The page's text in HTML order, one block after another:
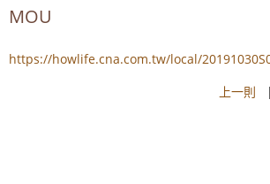
MOU
https://howlife.cna.com.tw/local/
上一則